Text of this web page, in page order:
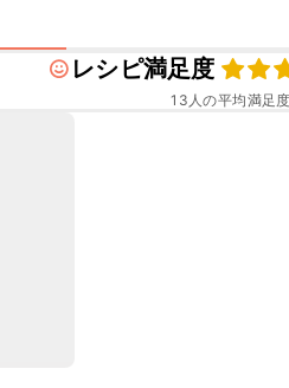
レシピ満足度
13 人の平均満足度